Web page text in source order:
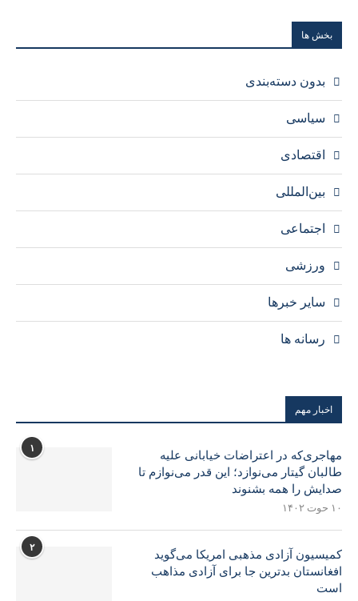
بخش ها
بدون دسته‌بندی
سیاسی
اقتصادی
بین‌المللی
اجتماعی
ورزشی
سایر خبرها
رسانه ها
اخبار مهم
۱
مهاجری‌که در اعتراضات خیابانی علیه
طالبان گیتار می‌نوازد؛ این قدر می‌نوازم تا
صدایش را همه بشنوند
۱۰ حوت ۱۴۰۲
۲
کمیسیون آزادی مذهبی امریکا می‌گوید
افغانستان بدترین جا برای آزادی مذاهب
است